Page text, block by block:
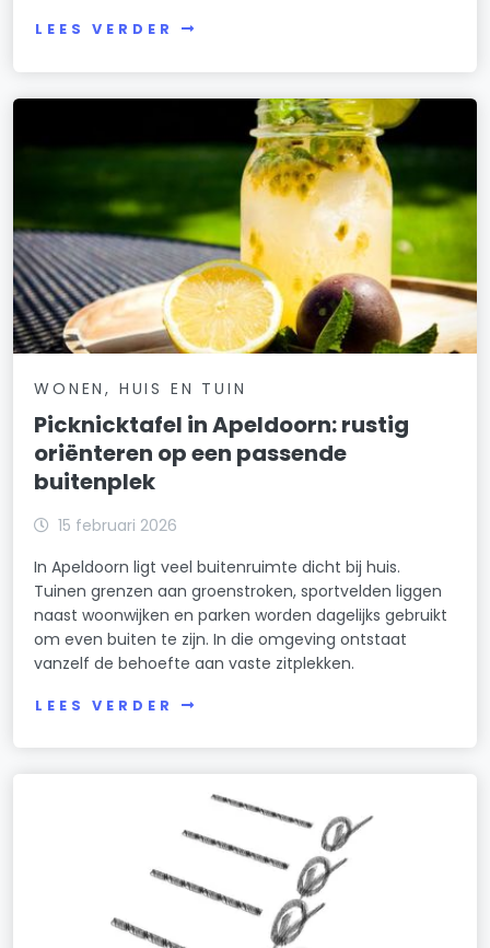
LEES VERDER
WONEN, HUIS EN TUIN
Picknicktafel in Apeldoorn: rustig
oriënteren op een passende
buitenplek
15 februari 2026
In Apeldoorn ligt veel buitenruimte dicht bij huis.
Tuinen grenzen aan groenstroken, sportvelden liggen
naast woonwijken en parken worden dagelijks gebruikt
om even buiten te zijn. In die omgeving ontstaat
vanzelf de behoefte aan vaste zitplekken.
LEES VERDER